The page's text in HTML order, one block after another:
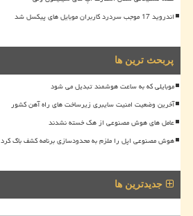
اندروید 17 موجب سردرد کاربران موبایل های پیکسل شد
پربحث ترین ها
موبایلی که به ساعت هوشمند تبدیل می شود
آخرین وضعیت امنیت سایبری زیرساخت های راه آهن کشور
عامل های هوش مصنوعی از هک خسته نشدند
هوش مصنوعی اپل را ملزم به محدودسازی برنامه کشف باگ کرد
جدیدترین ها